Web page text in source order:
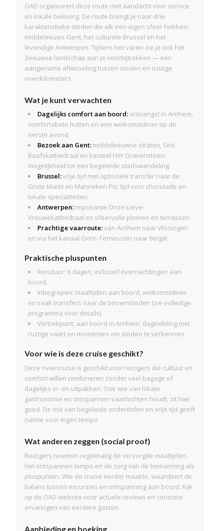
OAD organiseert deze route met aandacht voor service
en lokale beleving. De route brengt je naar drie
karakteristieke steden die elk een eigen sfeer hebben:
middeleeuws Gent, het culturele Brussel en het
levendige Antwerpen. Tijdens het varen zie je ook het
Zeeuwse landschap aan je voorbijtrekken — een
aangename afwisseling tussen steden en rustige
rivierkilometers.
Wat je kunt verwachten
Dagelijks comfort aan boord:ontvangst in Arnhem,
comfortabele hutten en een welkomstdiner op de
eerste avond.
Bezoek aan Gent:middeleeuwse straten, Sint-
Baafskathedraal en kasteel Het Gravensteen;
mogelijkheid tot een begeleide stadswandeling.
Brussel:vrije tijd met optionele transfer naar de
Grote Markt en Manneken Pis; tijd voor chocolade en
lokale specialiteiten.
Antwerpen:imposante Onze-Lieve-
Vrouwekathedraal en sfeervolle pleinen en terrassen.
Prachtige vaarroute:van Arnhem naar Vlissingen
en via het kanaal Gent–Terneuzen naar België.
Praktische pluspunten
Reisduur: 6 dagen, inclusief overnachtingen aan
boord.
Inbegrepen: maaltijden aan boord, welkomstdiner
en vaak transfers naar de binnensteden (zie volledige
programma voor details).
Vertrekpunt: aan boord in Arnhem; dagindeling met
rustige vaart en momenten om steden te verkennen.
Voor wie is deze cruise geschikt?
Deze riviercruise is geschikt voor reizigers die cultuur en
comfort willen combineren zonder veel bagage of
dagelijks in- en uitpakken. Ook wie van lokale
gastronomie en ontspannen vaartochten houdt, zit hier
goed. De mix van begeleide onderdelen en vrije tijd geeft
ruimte voor eigen tempo.
Wat anderen zeggen (social proof)
Reizigers noemen regelmatig de verzorgde maaltijden,
het ontspannen tempo en de zorg van de bemanning als
pluspunten. Wie de cruise eerder maakte, waardeert de
balans tussen excursies en ontspanning aan boord. Kijk
op de OAD-website voor actuele reviews en concrete
ervaringen van eerdere gasten.
Aanbieding en boeking